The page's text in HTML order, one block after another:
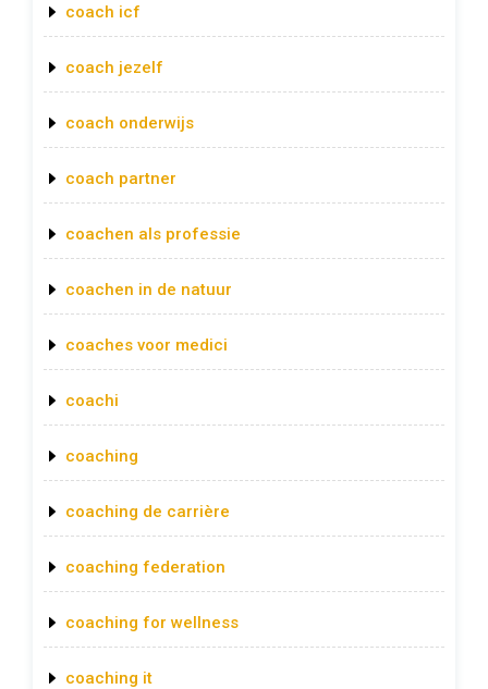
coach icf
coach jezelf
coach onderwijs
coach partner
coachen als professie
coachen in de natuur
coaches voor medici
coachi
coaching
coaching de carrière
coaching federation
coaching for wellness
coaching it